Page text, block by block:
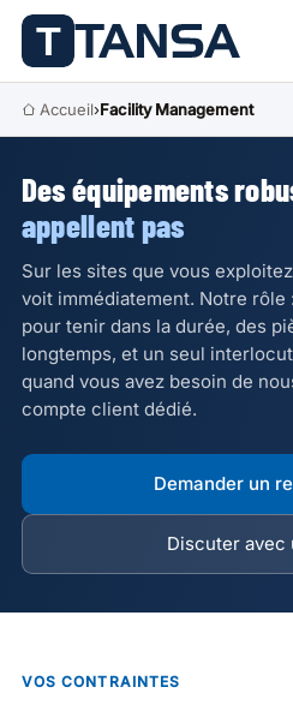
Accueil›Facility Management
Des équipements
appellent pas
Sur les sites que vous
voit immédiatement. Notre
pour tenir dans la durée, des
longtemps, et un seul
quand vous avez besoin de
compte client dédié.
Demander un
Discuter avec
VOS CONTRAINTES